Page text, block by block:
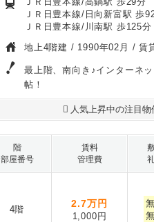
ＪＲ日豊本線/日向新富駅 歩
ＪＲ日豊本線/川南駅 歩125分
地上4階建 / 1990年02月 / 賃
最上階、南向き♪インターネ
帖！
人気上昇中の注目物
階
部屋番号
賃料
管理費
4階
2.7万円
1,000円